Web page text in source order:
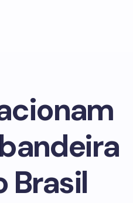
Brasil